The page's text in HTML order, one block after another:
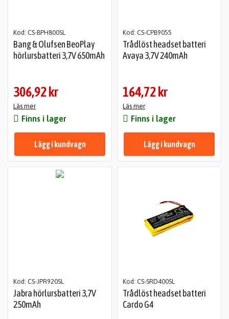
Kod: CS-BPH800SL
Bang & Olufsen BeoPlay
hörlursbatteri 3,7V 650mAh
306,92 kr
Läs mer
Finns i lager
Lägg i kundvagn
Kod: CS-CPB9055
Trådlöst headset batteri
Avaya 3,7V 240mAh
164,72 kr
Läs mer
Finns i lager
Lägg i kundvagn
Kod: CS-JPR920SL
Jabra hörlursbatteri 3,7V
250mAh
Kod: CS-SRD400SL
Trådlöst headset batteri
Cardo G4